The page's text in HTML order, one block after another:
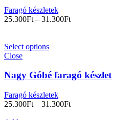
Faragó készletek
25.300Ft – 31.300Ft
Select options
Close
Nagy Góbé faragó készlet
Faragó készletek
25.300Ft – 31.300Ft